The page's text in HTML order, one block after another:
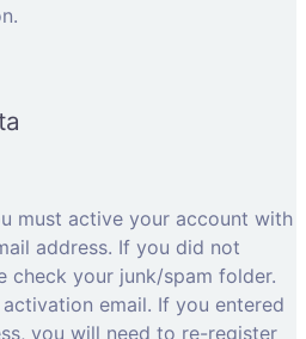
must active your account with
address. If you did not
check your junk/spam folder.
email. If you entered
you will need to re-register